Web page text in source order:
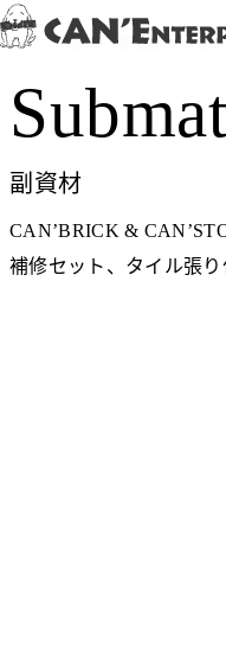
Skip to content
Top > 全商品から探
副資材
CAN’BRICK &
補修セット、タイル張り